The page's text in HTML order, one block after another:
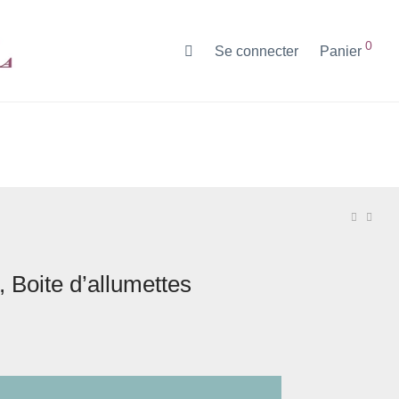
Se connecter Panier 0
Boite d’allumettes